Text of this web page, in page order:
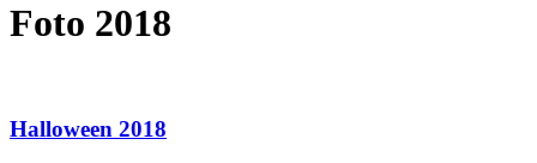
Foto 2018
Halloween 2018